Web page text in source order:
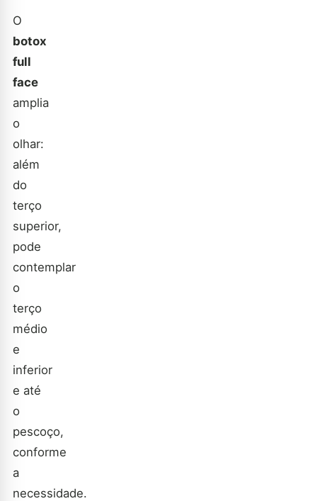
O
botox
full
face
amplia
o
olhar:
além
do
terço
superior,
pode
contemplar
o
terço
médio
e
inferior
e até
o
pescoço,
conforme
a
necessidade.